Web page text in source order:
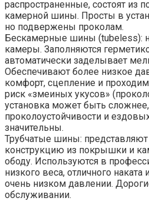
распространенные, состоят из
камерной шины. Просты в
но подвержены проколам.
Бескамерные шины (tubeless):
камеры. Заполняются
автоматически заделывает
Обеспечивают более низкое
комфорт, сцепление и
риск «змеиных укусов»
установка может быть
проколоустойчивости и
значительны.
Трубчатые шины:
конструкцию из покрышки и
ободу. Используются в
низкого веса, отличного
очень низком давлении.
обслуживании.